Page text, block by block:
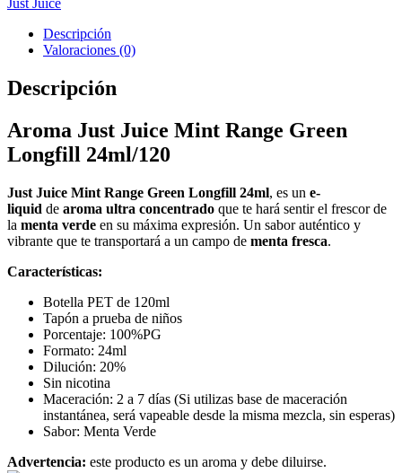
Descripción
Valoraciones (0)
Descripción
Aroma Just Juice Mint Range Green
Longfill 24ml/120
Just Juice Mint Range Green Longfill 24ml, es un e-
liquid de aroma ultra concentrado que te hará sentir el frescor de
la menta verde en su máxima expresión. Un sabor auténtico y
vibrante que te transportará a un campo de menta fresca.
Características:
Botella PET de 120ml
Tapón a prueba de niños
Porcentaje: 100%PG
Formato: 24ml
Dilución: 20%
Sin nicotina
Maceración: 2 a 7 días (Si utilizas base de maceración
instantánea, será vapeable desde la misma mezcla, sin esperas)
Sabor: Menta Verde
Advertencia: este producto es un aroma y debe diluirse.